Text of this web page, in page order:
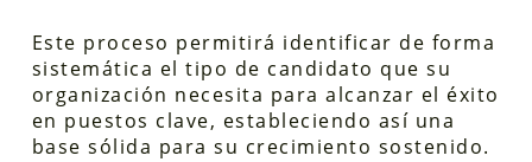
Este proceso permitirá identificar de forma
sistemática el tipo de candidato que su
organización necesita para alcanzar el éxito
en puestos clave, estableciendo así una
base sólida para su crecimiento sostenido.